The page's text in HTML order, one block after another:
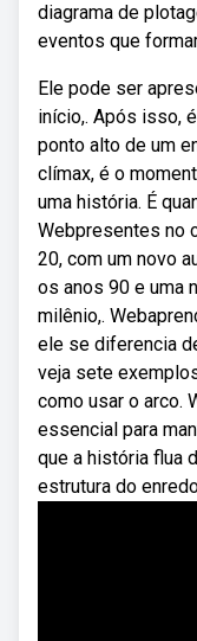
diagrama de
eventos que
Ele pode ser
início,. Após isso,
ponto alto de um
clímax, é o
uma história. É
Webpresentes no
20, com um novo
os anos 90 e uma
milênio,.
ele se diferencia
veja sete
como usar o arco.
essencial para
que a história flua
estrutura do